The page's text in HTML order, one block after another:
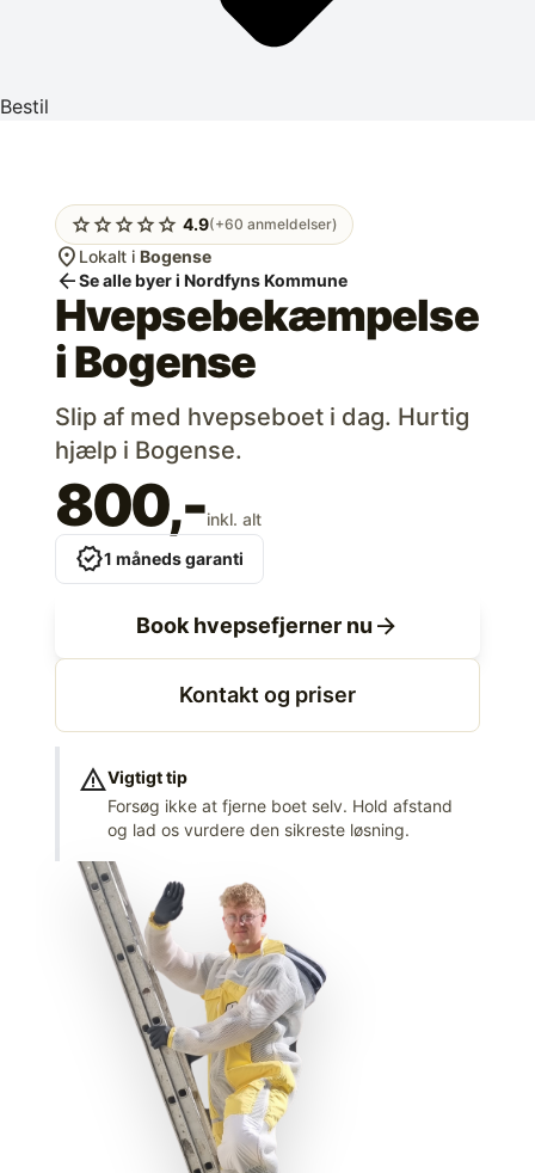
Bestil
starstarstarstarstar 4.9(+60 anmeldelser)
location_on Lokalt i Bogense
arrow_backSe alle byer i Nordfyns Kommune
Hvepsebekæmpelse
iBogense
Slip af med hvepseboet i dag. Hurtig
hjælp i Bogense.
800,-inkl. alt
verified1 måneds garanti
Book hvepsefjerner nu arrow_forward
Kontakt og priser
warningVigtigt tip
Forsøg ikke at fjerne boet selv. Hold afstand
og lad os vurdere den sikreste løsning.